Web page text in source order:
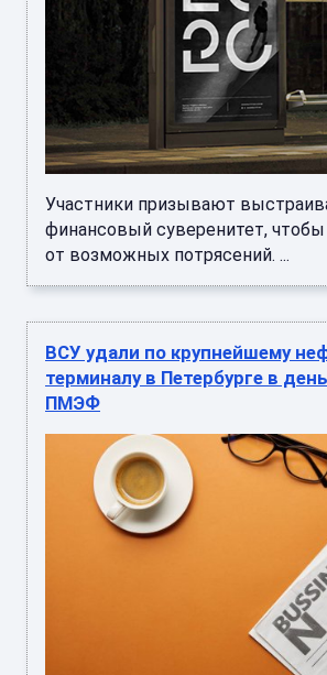
Участники призывают
финансовый суверенитет, чтобы
от возможных потрясений. ...
ВСУ удали по крупнейшему
терминалу в Петербурге в
ПМЭФ